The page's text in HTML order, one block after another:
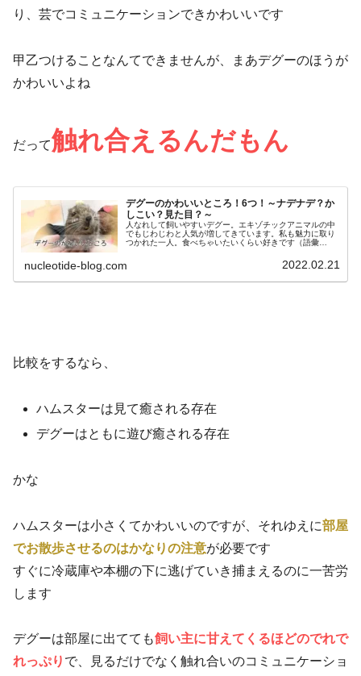
り、芸でコミュニケーションできかわいいです
甲乙つけることなんてできませんが、まあデグーのほうが
かわいいよね
だって触れ合えるんだもん
デグーのかわいいところ！6つ！～ナデナデ？か
しこい？見た目？～
人なれして飼いやすいデグー。エキゾチックアニマルの中
でもじわじわと人気が増してきています。私も魅力に取り
つかれた一人。食べちゃいたいくらい好きです（語彙
nucleotide-blog.com 2022.02.21
比較をするなら、
ハムスターは見て癒される存在
デグーはともに遊び癒される存在
かな
ハムスターは小さくてかわいいのですが、それゆえに部屋
でお散歩させるのはかなりの注意が必要です
すぐに冷蔵庫や本棚の下に逃げていき捕まえるのに一苦労
します
デグーは部屋に出てても飼い主に甘えてくるほどのでれで
れっぷり で、見るだけでなく触れ合いのコミュニケーショ